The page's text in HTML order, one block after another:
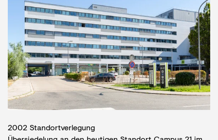
2002 Standortverlegung